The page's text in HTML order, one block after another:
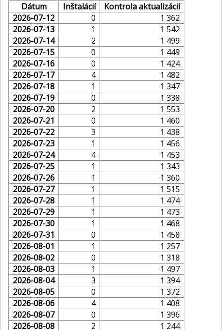
Dátum Inštalácií
Kontrola aktualizácií
2026-07-12
0
1 362
2026-07-13
1
1 542
2026-07-14
2
1 499
2026-07-15
0
1 449
2026-07-16
0
1 424
2026-07-17
4
1 482
2026-07-18
1
1 347
2026-07-19
0
1 338
2026-07-20
2
1 553
2026-07-21
0
1 460
2026-07-22
3
1 438
2026-07-23
1
1 456
2026-07-24
4
1 453
2026-07-25
1
1 343
2026-07-26
1
1 360
2026-07-27
1
1 515
2026-07-28
1
1 474
2026-07-29
1
1 473
2026-07-30
1
1 468
2026-07-31
0
1 458
2026-08-01
1
1 257
2026-08-02
0
1 318
2026-08-03
1
1 497
2026-08-04
3
1 394
2026-08-05
0
1 372
2026-08-06
4
1 408
2026-08-07
0
1 396
2026-08-08
2 1 244